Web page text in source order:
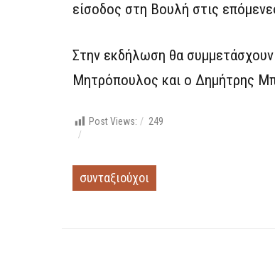
είσοδος στη Βουλή στις
Στην εκδήλωση θα
Μητρόπουλος και ο Δημήτρης
Post Views: 249
συνταξιούχοι